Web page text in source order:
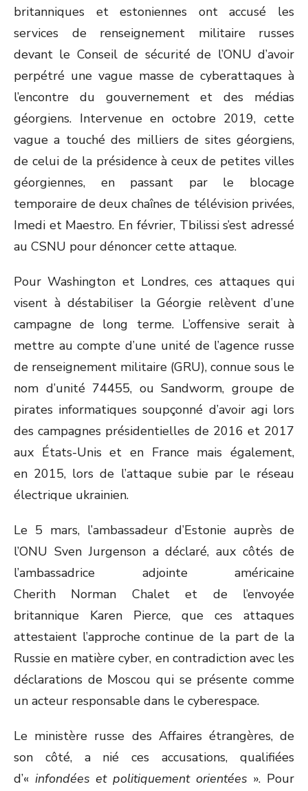
britanniques et estoniennes ont accusé les
services de renseignement militaire russes
devant le Conseil de sécurité de l’ONU d’avoir
perpétré une vague masse de cyberattaques à
l’encontre du gouvernement et des médias
géorgiens. Intervenue en octobre 2019, cette
vague a touché des milliers de sites géorgiens,
de celui de la présidence à ceux de petites villes
géorgiennes, en passant par le blocage
temporaire de deux chaînes de télévision privées,
Imedi et Maestro. En février, Tbilissi s’est adressé
au CSNU pour dénoncer cette attaque.
Pour Washington et Londres, ces attaques qui
visent à déstabiliser la Géorgie relèvent d’une
campagne de long terme. L’offensive serait à
mettre au compte d’une unité de l’agence russe
de renseignement militaire (GRU), connue sous le
nom d’unité 74455, ou Sandworm, groupe de
pirates informatiques soupçonné d’avoir agi lors
des campagnes présidentielles de 2016 et 2017
aux États-Unis et en France mais également,
en 2015, lors de l’attaque subie par le réseau
électrique ukrainien.
Le 5 mars, l’ambassadeur d’Estonie auprès de
l’ONU Sven Jurgenson a déclaré, aux côtés de
l’ambassadrice adjointe américaine
Cherith Norman Chalet et de l’envoyée
britannique Karen Pierce, que ces attaques
attestaient l’approche continue de la part de la
Russie en matière cyber, en contradiction avec les
déclarations de Moscou qui se présente comme
un acteur responsable dans le cyberespace.
Le ministère russe des Affaires étrangères, de
son côté, a nié ces accusations, qualifiées
d’« infondées et politiquement orientées ». Pour